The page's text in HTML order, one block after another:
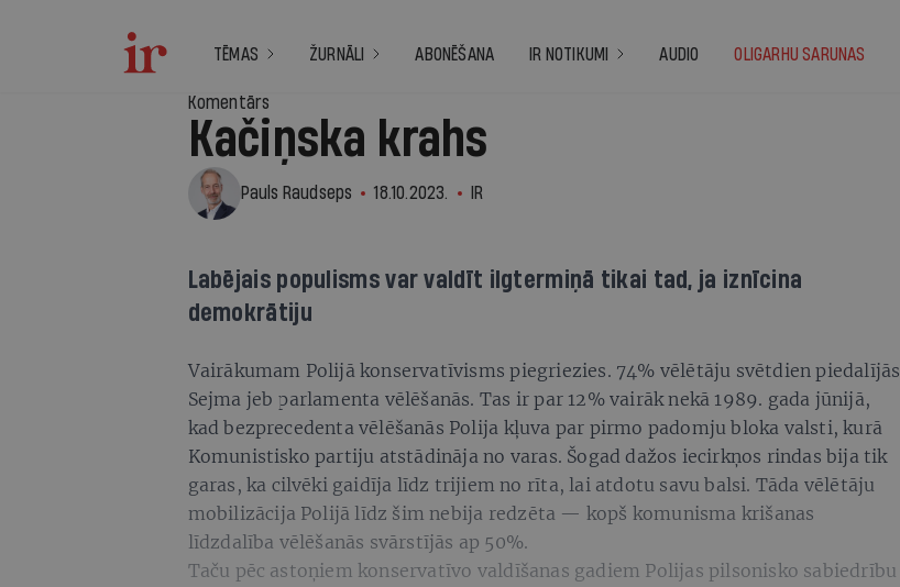
TĒMAS ŽURNĀLI ABONĒŠANA IR NOTIKUMI AUDIO OLIGARHU SARUNAS
Komentārs
Kačiņska krahs
Pauls Raudseps 18.10.2023. IR
Labējais populisms var valdīt ilgtermiņā tikai tad, ja iznīcina
demokrātiju
Vairākumam Polijā konservatīvisms piegriezies. 74% vēlētāju svētdien piedalījās
Sejma jeb parlamenta vēlēšanās. Tas ir par 12% vairāk nekā 1989. gada jūnijā,
kad bezprecedenta vēlēšanās Polija kļuva par pirmo padomju bloka valsti, kurā
Komunistisko partiju atstādināja no varas. Šogad dažos iecirkņos rindas bija tik
garas, ka cilvēki gaidīja līdz trijiem no rīta, lai atdotu savu balsi. Tāda vēlētāju
mobilizācija Polijā līdz šim nebija redzēta — kopš komunisma krišanas
līdzdalība vēlēšanās svārstījās ap 50%.
Taču pēc astoņiem konservatīvo valdīšanas gadiem Polijas pilsonisko sabiedrību